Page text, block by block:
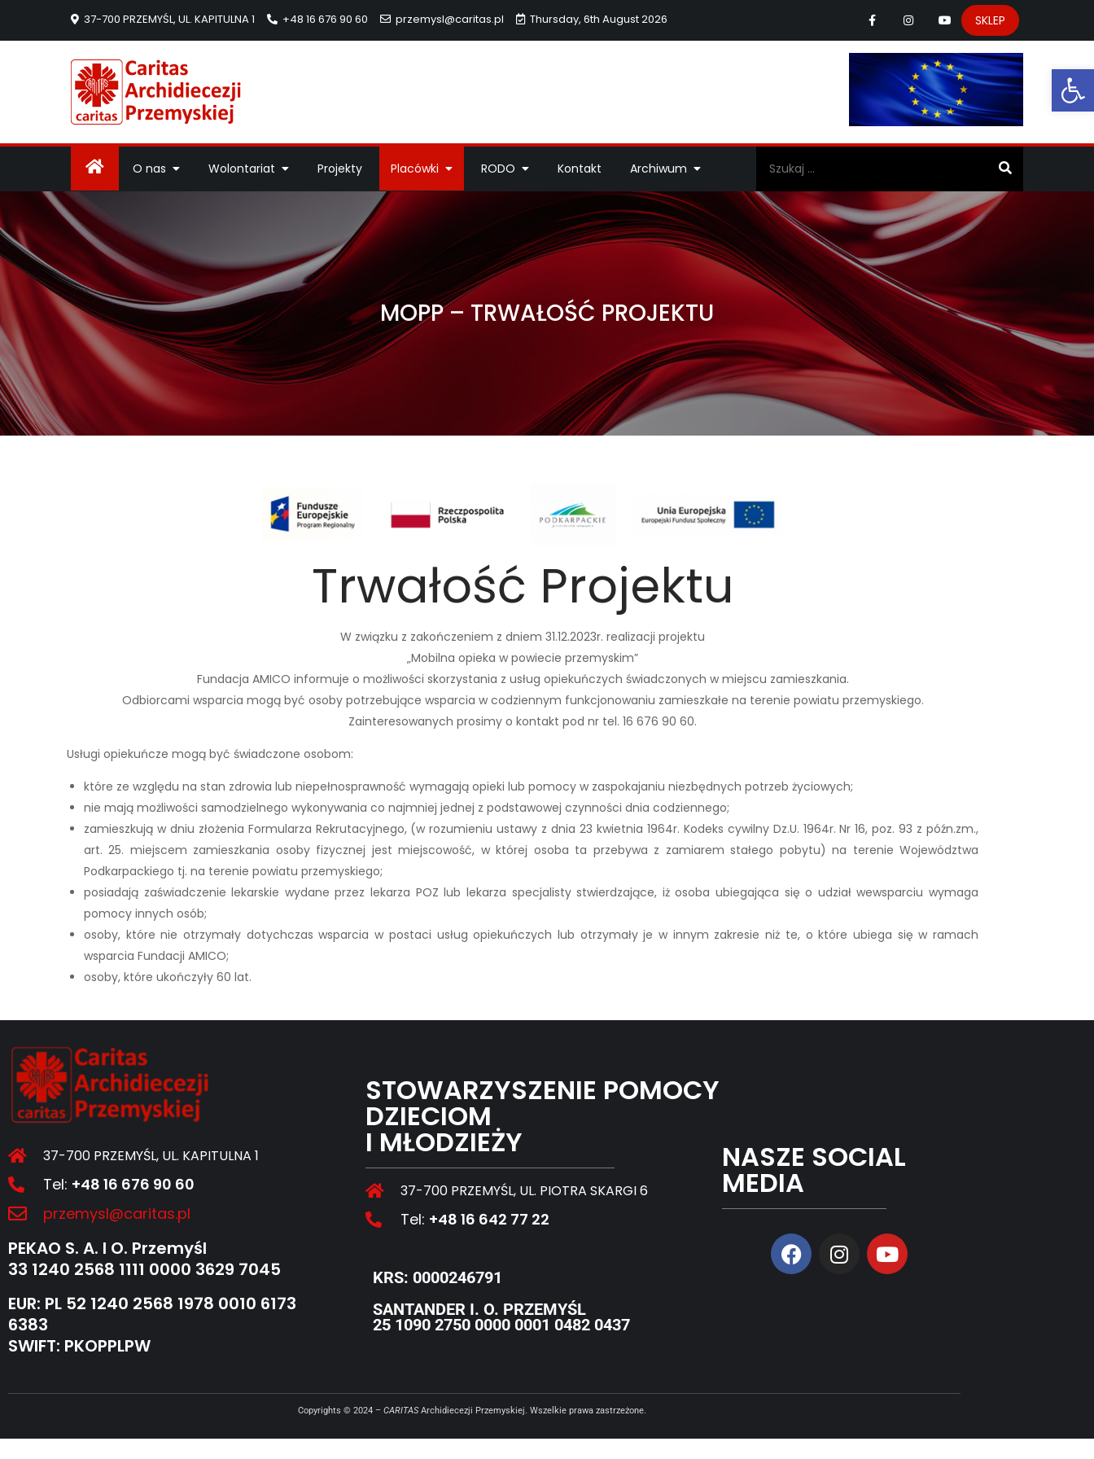
37-700 PRZEMYŚL, UL. KAPITULNA 1 +48 16 676 90 60 przemysl@caritas.pl Thursday, 6th August 2026 SKLEP
O nas Wolontariat Projekty Placówki RODO Kontakt Archiwum
MOPP – TRWAŁOŚĆ PROJEKTU
Trwałość Projektu
W związku z zakończeniem z dniem 31.12.2023r. realizacji projektu
„Mobilna opieka w powiecie przemyskim”
Fundacja AMICO informuje o możliwości skorzystania z usług opiekuńczych świadczonych w miejscu zamieszkania.
Odbiorcami wsparcia mogą być osoby potrzebujące wsparcia w codziennym funkcjonowaniu zamieszkałe na terenie powiatu przemyskiego.
Zainteresowanych prosimy o kontakt pod nr tel. 16 676 90 60.
Usługi opiekuńcze mogą być świadczone osobom:
które ze względu na stan zdrowia lub niepełnosprawność wymagają opieki lub pomocy w zaspokajaniu niezbędnych potrzeb życiowych;
nie mają możliwości samodzielnego wykonywania co najmniej jednej z podstawowej czynności dnia codziennego;
zamieszkują w dniu złożenia Formularza Rekrutacyjnego, (w rozumieniu ustawy z dnia 23 kwietnia 1964r. Kodeks cywilny Dz.U. 1964r. Nr 16, poz. 93 z późn.zm.,
art. 25. miejscem zamieszkania osoby fizycznej jest miejscowość, w której osoba ta przebywa z zamiarem stałego pobytu) na terenie Województwa
Podkarpackiego tj. na terenie powiatu przemyskiego;
posiadają zaświadczenie lekarskie wydane przez lekarza POZ lub lekarza specjalisty stwierdzające, iż osoba ubiegająca się o udział wewsparciu wymaga
pomocy innych osób;
osoby, które nie otrzymały dotychczas wsparcia w postaci usług opiekuńczych lub otrzymały je w innym zakresie niż te, o które ubiega się w ramach
wsparcia Fundacji AMICO;
osoby, które ukończyły 60 lat.
37-700 PRZEMYŚL, UL. KAPITULNA 1
Tel: +48 16 676 90 60
przemysl@caritas.pl
PEKAO S. A. I O. Przemyśl
33 1240 2568 1111 0000 3629 7045
EUR: PL 52 1240 2568 1978 0010 6173
6383
SWIFT: PKOPPLPW
STOWARZYSZENIE POMOCY
DZIECIOM
I MŁODZIEŻY
37-700 PRZEMYŚL, UL. PIOTRA SKARGI 6
Tel: +48 16 642 77 22
KRS: 0000246791
SANTANDER I. O. PRZEMYŚL
25 1090 2750 0000 0001 0482 0437
NASZE SOCIAL
MEDIA
Copyrights © 2024 – CARITASArchidiecezji Przemyskiej. Wszelkie prawa zastrzeżone.